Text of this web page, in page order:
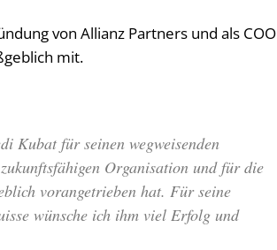
von Allianz Partners und als COO
mit.
Kubat für seinen wegweisenden
Organisation und für die
vorangetrieben hat. Für seine
wünsche ich ihm viel Erfolg und